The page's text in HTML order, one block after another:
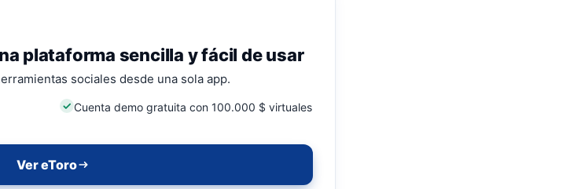
plataforma sencilla y fácil de usar
sociales desde una sola app.
Cuenta demo gratuita con 100.000 $ virtuales
Ver eToro